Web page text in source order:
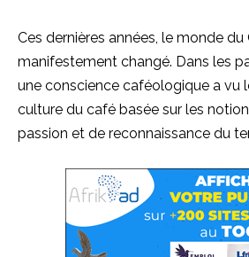
Ces dernières années, le monde du
manifestement changé. Dans les
une conscience caféologique a vu
culture du café basée sur les
passion et de reconnaissance du